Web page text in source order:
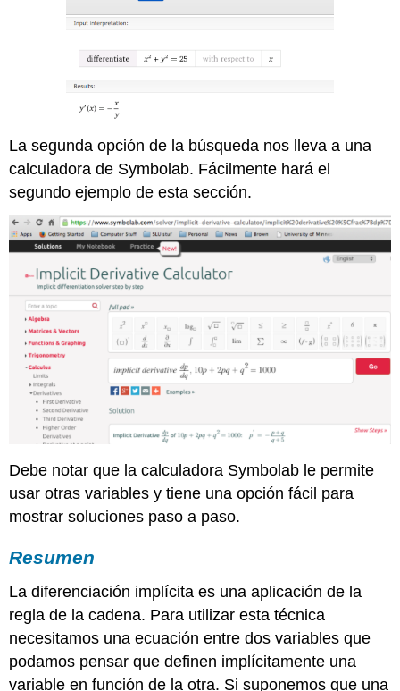
La segunda opción de la búsqueda nos lleva a una
calculadora de Symbolab. Fácilmente hará el
segundo ejemplo de esta sección.
Debe notar que la calculadora Symbolab le permite
usar otras variables y tiene una opción fácil para
mostrar soluciones paso a paso.
Resumen
La diferenciación implícita es una aplicación de la
regla de la cadena. Para utilizar esta técnica
necesitamos una ecuación entre dos variables que
podamos pensar que definen implícitamente una
variable en función de la otra. Si suponemos que una